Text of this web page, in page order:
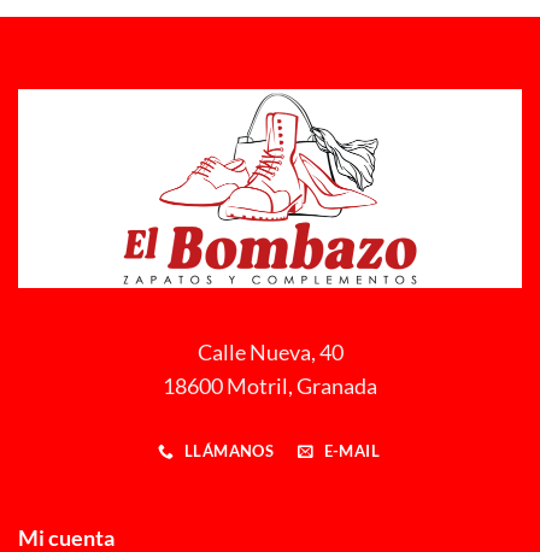
Calle Nueva, 40
18600 Motril, Granada
LLÁMANOS E-MAIL
Mi cuenta